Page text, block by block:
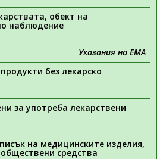
обект на
наблюдение
Указания на ЕМА
без лекарско
за употреба лекарствени
на медицинските изделия,
средства